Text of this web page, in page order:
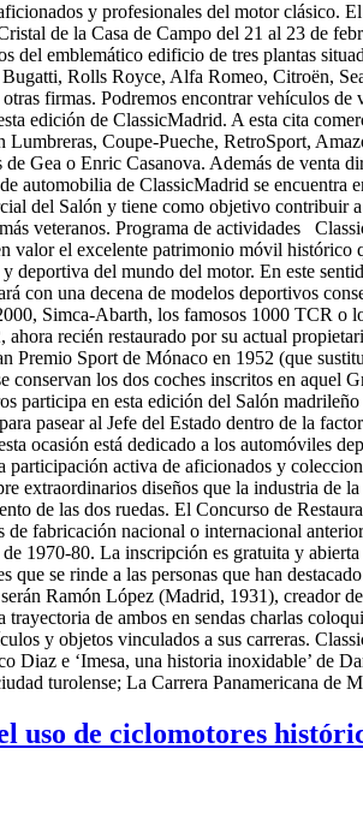
y profesionales del motor clásico.
de la Casa de Campo del 21 al 23 de
del emblemático edificio de tres plantas
Rolls Royce, Alfa Romeo, Citroën,
firmas. Podremos encontrar vehículos
edición de ClassicMadrid. A esta cita
Lumbreras, Coupe-Pueche, RetroSport,
Gea o Enric Casanova. Además de venta
automobilia de ClassicMadrid se
del Salón y tiene como objetivo
veteranos. Programa de actividades
valor el excelente patrimonio móvil
del mundo del motor. En este
con una decena de modelos deportivos
Simca-Abarth, los famosos 1000 TCR o
recién restaurado por su actual
Sport de Mónaco en 1952 (que
conservan los dos coches inscritos en
participa en esta edición del Salón
pasear al Jefe del Estado dentro de la
ocasión está dedicado a los automóviles
participación activa de aficionados y
extraordinarios diseños que la industria
de las dos ruedas. El Concurso de
fabricación nacional o internacional
1970-80. La inscripción es gratuita y
que se rinde a las personas que han
Ramón López (Madrid, 1931),
trayectoria de ambos en sendas charlas
y objetos vinculados a sus carreras.
Diaz e ‘Imesa, una historia inoxidable’
turolense; La Carrera Panamericana
uso de ciclomotores